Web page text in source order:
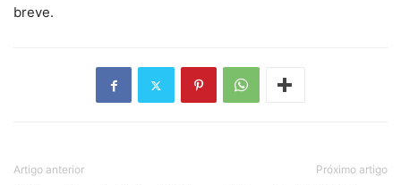
breve.
Artigo anterior Próximo artigo